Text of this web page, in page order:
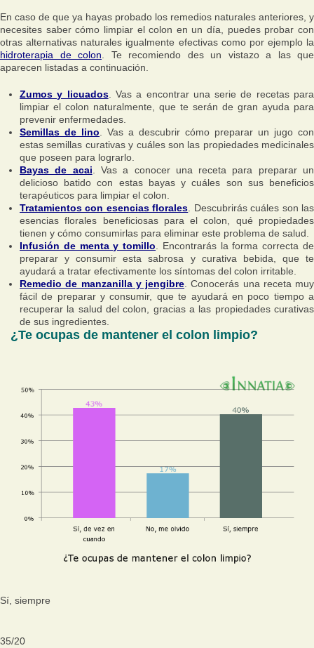
En caso de que ya hayas probado los remedios naturales anteriores, y
necesites saber cómo limpiar el colon en un día, puedes probar con
otras alternativas naturales igualmente efectivas como por ejemplo la
hidroterapia de colon. Te recomiendo des un vistazo a las que
aparecen listadas a continuación.
Zumos y licuados. Vas a encontrar una serie de recetas para
limpiar el colon naturalmente, que te serán de gran ayuda para
prevenir enfermedades.
Semillas de lino. Vas a descubrir cómo preparar un jugo con
estas semillas curativas y cuáles son las propiedades medicinales
que poseen para lograrlo.
Bayas de acai. Vas a conocer una receta para preparar un
delicioso batido con estas bayas y cuáles son sus beneficios
terapéuticos para limpiar el colon.
Tratamientos con esencias florales. Descubrirás cuáles son las
esencias florales beneficiosas para el colon, qué propiedades
tienen y cómo consumirlas para eliminar este problema de salud.
Infusión de menta y tomillo. Encontrarás la forma correcta de
preparar y consumir esta sabrosa y curativa bebida, que te
ayudará a tratar efectivamente los síntomas del colon irritable.
Remedio de manzanilla y jengibre. Conocerás una receta muy
fácil de preparar y consumir, que te ayudará en poco tiempo a
recuperar la salud del colon, gracias a las propiedades curativas
de sus ingredientes.
¿Te ocupas de mantener el colon limpio?
Sí, siempre
35/20